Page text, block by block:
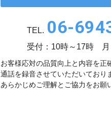
TEL. 06-
受付：10時～17時 月
お客様応対の品質向上と内容を正
通話を録音させていただいており
あらかじめご理解とご協力をお願